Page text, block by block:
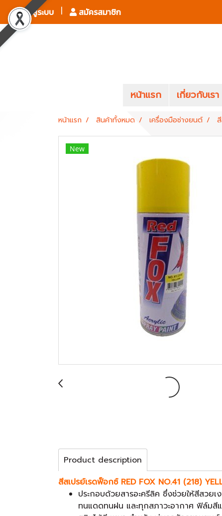
เข้าสู่ระบบ สมัครสมาชิก
หน้าแรก เกี่ยวกับเรา
หน้าแรก สินค้าทั้งหมด เครื่องมือช่างยนต์
New
Product description
สีสเปรย์เรดฟ็อกซ์ RED FOX NO.41 (218)
ประกอบด้วยสารอะครีลิค ซึ่งช่วยให้สีสวยเ
ทนแดดทนฝน และทุกสภาวะอากาศ ฟิล์มสีแ